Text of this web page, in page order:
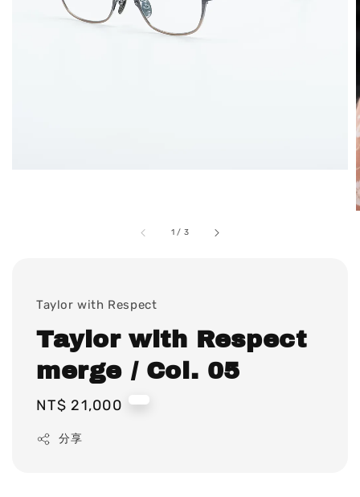
1 / 3
Taylor with Respect
Taylor with Respect
merge / Col. 05
Regular
NT$ 21,000
分享